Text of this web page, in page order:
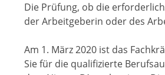
Die Prüfung, ob die
der Arbeitgeberin oder des
Am 1. März 2020 ist das
Sie für die qualifizierte